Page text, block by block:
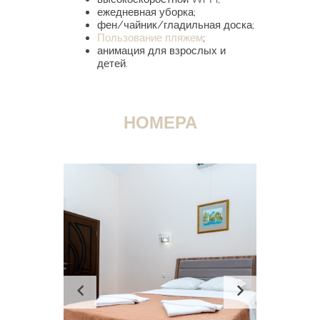
ежедневная уборка;
фен/чайник/гладильная доска;
Пользование пляжем;
анимация для взрослых и
детей.
НОМЕРА